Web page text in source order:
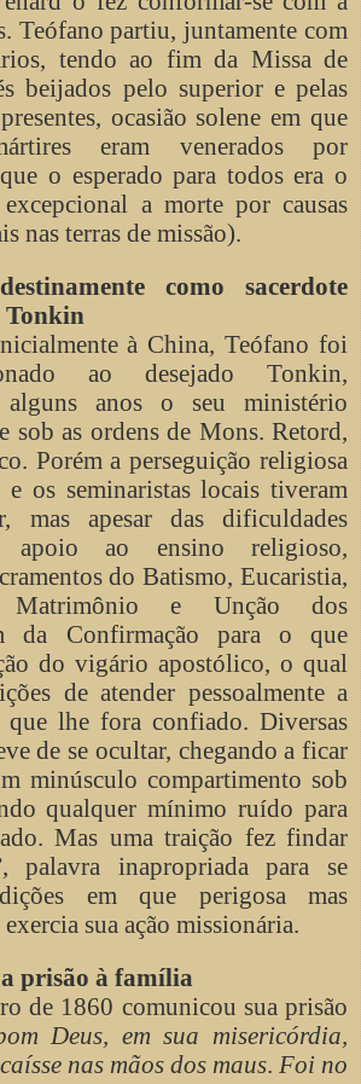
Teófano partiu, juntamente com
tendo ao fim da Missa de
beijados pelo superior e pelas
ocasião solene em que
eram venerados por
o esperado para todos era o
a morte por causas
nas terras de missão).
como sacerdote
Tonkin
à China, Teófano foi
ao desejado Tonkin,
alguns anos o seu ministério
sob as ordens de Mons. Retord,
Porém a perseguição religiosa
e os seminaristas locais tiveram
mas apesar das dificuldades
apoio ao ensino religioso,
do Batismo, Eucaristia,
Matrimônio e Unção dos
da Confirmação para o que
do vigário apostólico, o qual
de atender pessoalmente a
lhe fora confiado. Diversas
de se ocultar, chegando a ficar
minúsculo compartimento sob
qualquer mínimo ruído para
Mas uma traição fez findar
palavra inapropriada para se
em que perigosa mas
sua ação missionária.
prisão à família
de 1860 comunicou sua prisão
Deus, em sua misericórdia,
nas mãos dos maus. Foi no